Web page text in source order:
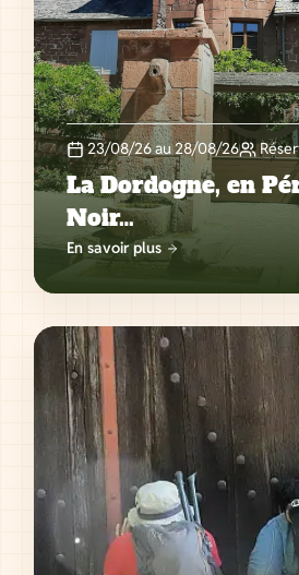
23/08/26 au 28/08/26
La Dordogne, en
Noir…
En savoir plus